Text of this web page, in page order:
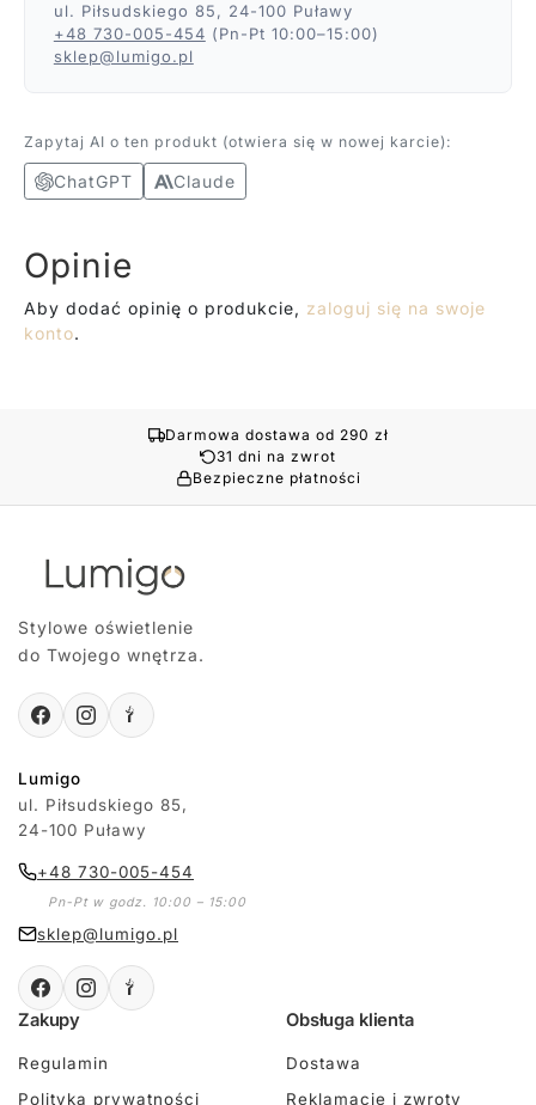
ul. Piłsudskiego 85, 24-100 Puławy
+48 730-005-454 (Pn-Pt 10:00–15:00)
sklep@lumigo.pl
Zapytaj AI o ten produkt (otwiera się w nowej karcie):
ChatGPT Claude
Opinie
Aby dodać opinię o produkcie, zaloguj się na swoje
konto.
Darmowa dostawa od 290 zł
31 dni na zwrot
Bezpieczne płatności
Stylowe oświetlenie
do Twojego wnętrza.
Lumigo
ul. Piłsudskiego 85,
24-100 Puławy
+48 730-005-454
Pn-Pt w godz. 10:00 – 15:00
sklep@lumigo.pl
Zakupy
Regulamin
Polityka prywatności
Obsługa klienta
Dostawa
Reklamacje i zwroty